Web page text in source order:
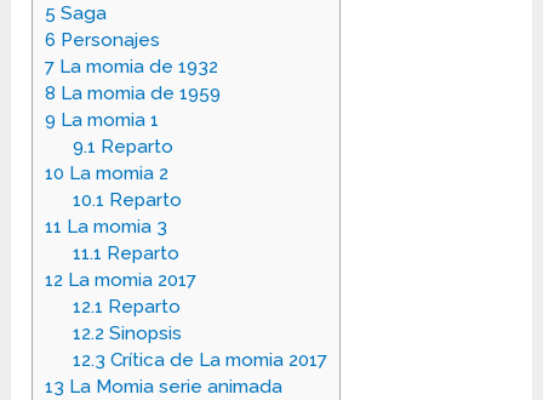
5 Saga
6 Personajes
7 La momia de 1932
8 La momia de 1959
9 La momia 1
9.1 Reparto
10 La momia 2
10.1 Reparto
11 La momia 3
11.1 Reparto
12 La momia 2017
12.1 Reparto
12.2 Sinopsis
12.3 Crítica de La momia 2017
13 La Momia serie animada